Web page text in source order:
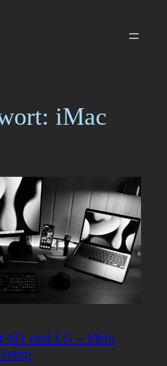
iMac
M1 und LG – Mein